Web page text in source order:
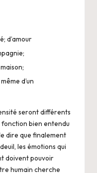
d’amour
d’un
seront différents
bien entendu
dire que finalement
les émotions qui
doivent pouvoir
humain cherche